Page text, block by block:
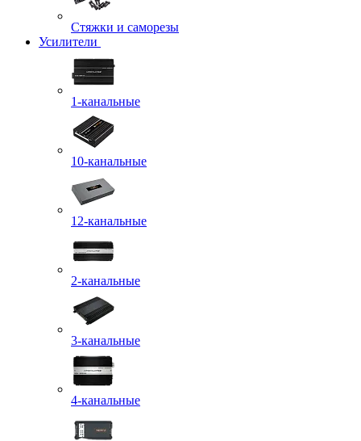
Стяжки и саморезы
Усилители
1-канальные
10-канальные
12-канальные
2-канальные
3-канальные
4-канальные